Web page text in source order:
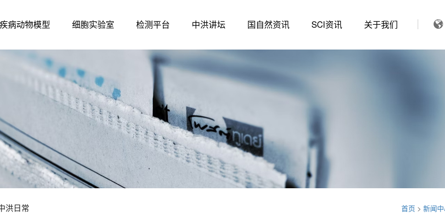
疾病动物模型 细胞实验室 检测平台 中洪讲坛 国自然资讯 SCI资讯 关于我们
洪日常 首页 > 新闻